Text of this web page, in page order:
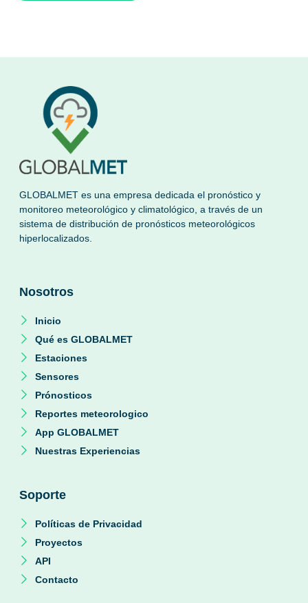
GLOBALMET es una empresa dedicada el pronóstico y
monitoreo meteorológico y climatológico, a través de un
sistema de distribución de pronósticos meteorológicos
hiperlocalizados.
Nosotros
Inicio
Qué es GLOBALMET
Estaciones
Sensores
Prónosticos
Reportes meteorologico
App GLOBALMET
Nuestras Experiencias
Soporte
Políticas de Privacidad
Proyectos
API
Contacto